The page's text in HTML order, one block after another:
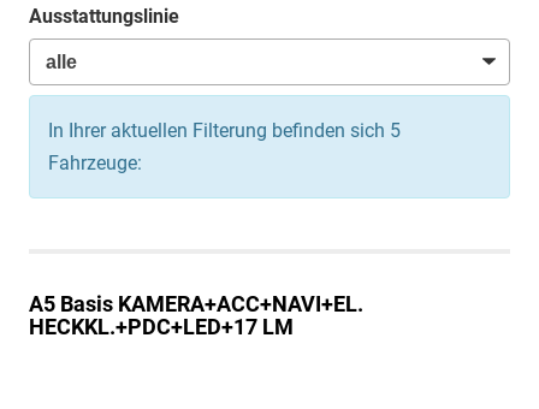
Ausstattungslinie
In Ihrer aktuellen Filterung befinden sich 5
Fahrzeuge:
A5 Basis KAMERA+ACC+NAVI+EL.
HECKKL.+PDC+LED+17 LM